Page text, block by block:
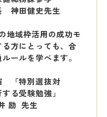
神田健史先生
地域枠活用の成功モ
方にとっても、合
ールを学べます。
「特別選抜対
る受験勉強」
励 先生